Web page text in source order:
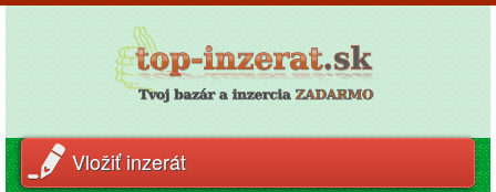
Vložiť inzerát